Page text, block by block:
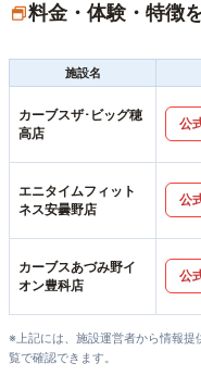
料金・体験・特徴
施設名
カーブスザ･ビッグ穂
高店
公
エニタイムフィット
ネス安曇野店
公
カーブスあづみ野イ
オン豊科店
公
※上記には、施設運営者から情報
覧で確認できます。